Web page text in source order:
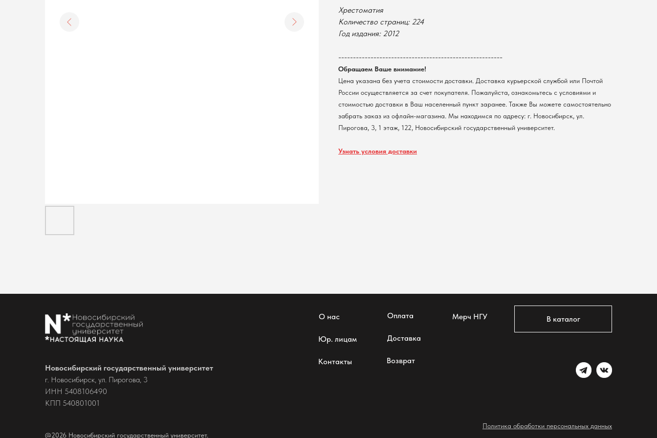
Хрестоматия
Количество страниц: 224
Год издания: 2012
--------------------------------------------------------
Обращаем Ваше внимание!
Цена указана без учета стоимости доставки. Доставка курьерской службой или Почтой
России осуществляется за счет покупателя. Пожалуйста, ознакомьтесь с условиями и
стоимостью доставки в Ваш населенный пункт заранее. Также Вы можете самостоятельно
забрать заказ из офлайн-магазина. Мы находимся по адресу: г. Новосибирск, ул.
Пирогова, 3, 1 этаж, 122, Новосибирский государственный университет.
Узнать условия доставки
В каталог
О нас
Юр. лицам
Оплата
Доставка
Возврат
Контакты
Мерч НГУ
@2026 Новосибирский государственный университет.
Политика обработки персональных данных
Новосибирский государственный университет
г. Новосибирск, ул. Пирогова, 3
ИНН 5408106490
КПП 540801001